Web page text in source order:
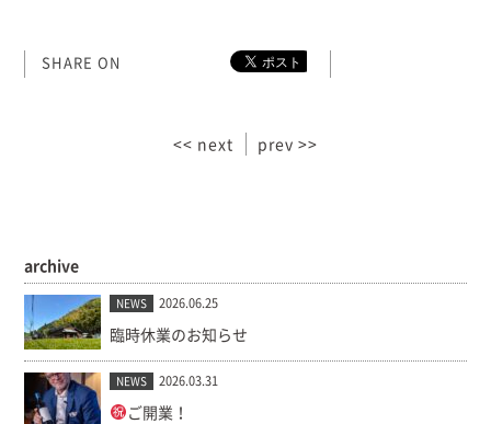
SHARE ON
<< next prev >>
archive
NEWS 2026.06.25
臨時休業のお知らせ
NEWS 2026.03.31
ご開業！